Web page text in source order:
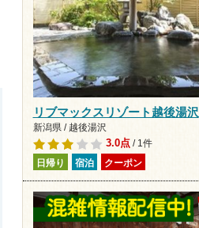
リブマックスリゾート越後湯沢
新潟県 / 越後湯沢
3.0点/ 1件
日帰り 宿泊 クーポン